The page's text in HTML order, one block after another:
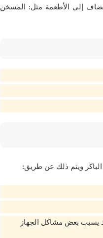
يضاف إلى الأطعمة مثل: المسخن
ويتم ذلك عن طريق:
يسبب بعض مشاكل الجهاز